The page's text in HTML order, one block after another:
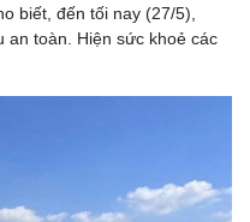
biết, đến tối nay (27/5),
an toàn. Hiện sức khoẻ các